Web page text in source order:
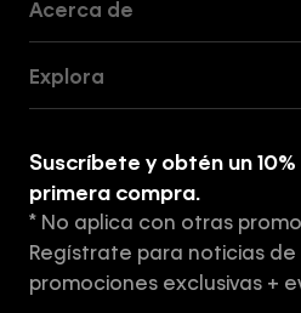
Acerca de
Tiendas
Aviso de privacidad
Términos y Condiciones
Explora
Suscríbete y obtén un
primera compra.
* No aplica con otras
Regístrate para noticias
promociones exclusivas +